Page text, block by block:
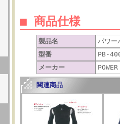
■ 商品仕様
製品名
パワ
型番
PB-
メーカー
関連商品